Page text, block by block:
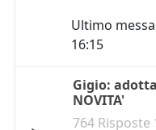
Ultimo
16:15
Gigio:
NOVITA'
764 Risposte